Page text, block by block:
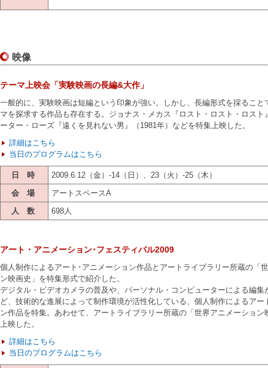
映像
テーマ上映会「実験映画の長編&大作」
一般的に、実験映画は短編という印象が強い。しかし、長編形式を採ること
マを探求する作品も存在する。ジョナス・メカス『ロスト・ロスト・ロスト
ーター・ローズ『遠くを見れない男』（1981年）などを特集上映した。
詳細はこちら
当日のプログラムはこちら
日 時
2009.6.12（金）-14（日）、23（火）-25（木）
会 場
アートスペースA
人 数
698人
アート・アニメーション･フェスティバル2009
個人制作によるアート･アニメーション作品とアートライブラリー所蔵の「
ン映画史」を特集形式で紹介した。
デジタル・ビデオカメラの普及や、パーソナル・コンピューターによる編集
ど、技術的な進展によって制作環境が活性化している、個人制作によるアー
ン作品を特集。あわせて、アートライブラリー所蔵の「世界アニメーション
上映した。
詳細はこちら
当日のプログラムはこちら